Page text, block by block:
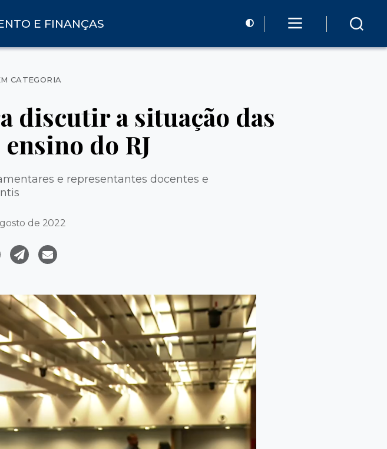
E FINANÇAS
CATEGORIA
discutir a situação das
do RJ
e representantes docentes e
de 2022